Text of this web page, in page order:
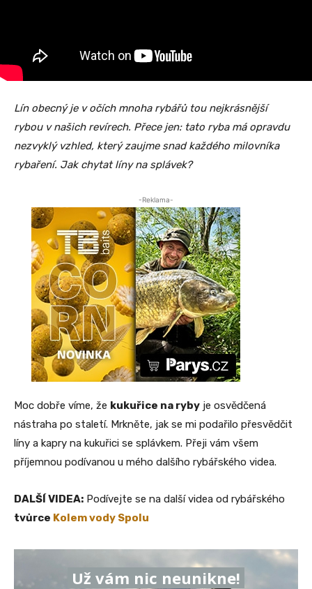
Lín obecný je v očích mnoha rybářů tou nejkrásnější
rybou v našich revírech. Přece jen: tato ryba má opravdu
nezvyklý vzhled, který zaujme snad každého milovníka
rybaření. Jak chytat líny na splávek?
-Reklama-
Moc dobře víme, že kukuřice na ryby je osvědčená
nástraha po staletí. Mrkněte, jak se mi podařilo přesvědčit
líny a kapry na kukuřici se splávkem. Přeji vám všem
příjemnou podívanou u mého dalšího rybářského videa.
DALŠÍ VIDEA: Podívejte se na další videa od rybářského
tvůrce Kolem vody Spolu
Už vám nic neunikne!